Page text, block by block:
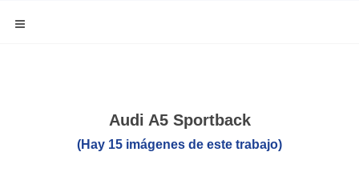
Audi A5 Sportback
(Hay 15 imágenes de este trabajo)